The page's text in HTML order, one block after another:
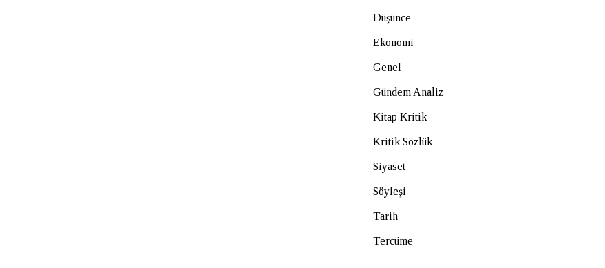
Düşünce
Ekonomi
Genel
Gündem Analiz
Kitap Kritik
Kritik Sözlük
Siyaset
Söyleşi
Tarih
Tercüme